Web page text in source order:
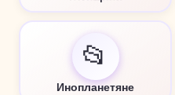
📂
Инопланетяне